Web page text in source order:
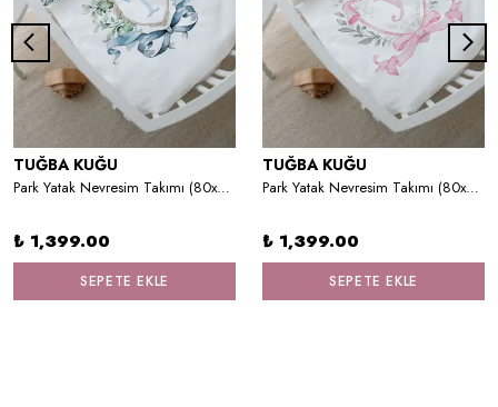
TUĞBA KUĞU
Park Yatak Nevresim Takımı (80x120) - Blue Royal Series - T Harfi
₺ 1,399.00
SEPETE EKLE
TUĞBA KUĞU
Park Yatak Nevresim Takımı (80x120) - Pink Royal Series - Y Harfi
₺ 1,399.00
SEPETE EKLE